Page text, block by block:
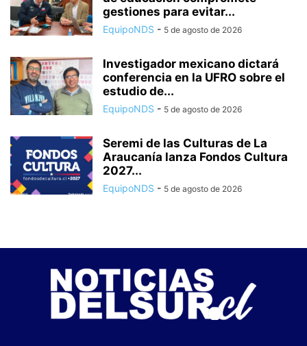
gestiones para evitar...
EquipoNDS - 5 de agosto de 2026
Investigador mexicano dictará
conferencia en la UFRO sobre el
estudio de...
EquipoNDS - 5 de agosto de 2026
Seremi de las Culturas de La
Araucanía lanza Fondos Cultura
2027...
EquipoNDS - 5 de agosto de 2026